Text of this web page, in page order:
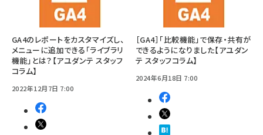
GA4のレポートをカスタマイズし、
メニューに追加できる「ライブラリ
機能」とは？【アユダンテ スタッフ
コラム】
2022年12月7日 7:00
［GA4］「比較機能」で保存・共有が
できるようになりました【アユダン
テ スタッフコラム】
2024年6月18日 7:00